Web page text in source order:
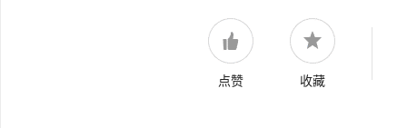
点赞 收藏